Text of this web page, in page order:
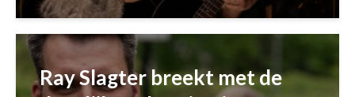
Ray Slagter breekt met de